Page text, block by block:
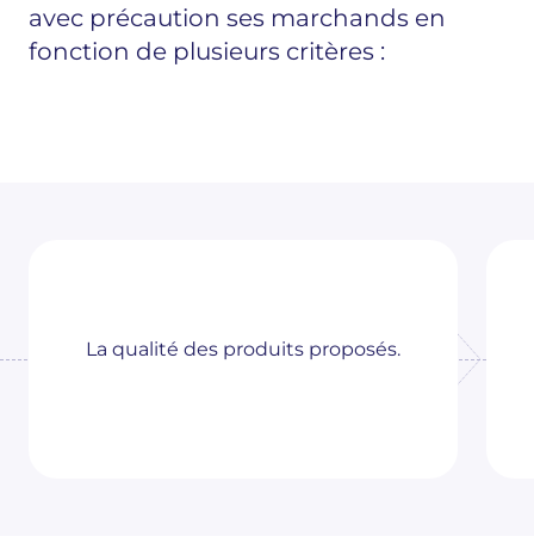
avec précaution ses marchands en
fonction de plusieurs critères :
La qualité des produits proposés.